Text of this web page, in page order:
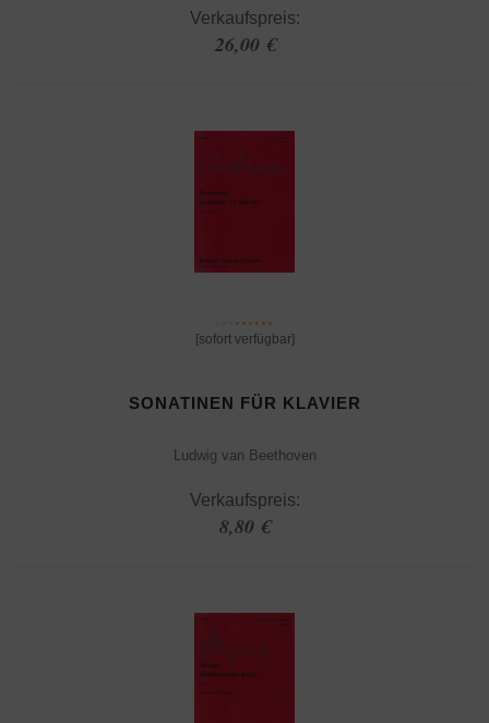
Verkaufspreis:
26,00 €
[sofort verfügbar]
SONATINEN FÜR KLAVIER
Ludwig van Beethoven
Verkaufspreis:
8,80 €